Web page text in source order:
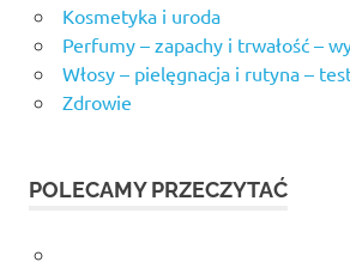
Kosmetyka i uroda
Perfumy – zapachy i trwałość –
Włosy – pielęgnacja i rutyna –
Zdrowie
POLECAMY PRZECZYTAĆ